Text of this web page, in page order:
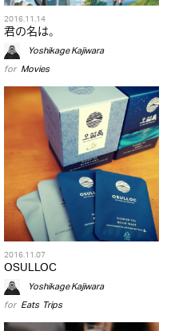
2016.11.14
君の名は。
Yoshikage Kajiwara
for Movies
2016.11.07
OSULLOC
Yoshikage Kajiwara
for Eats, Trips